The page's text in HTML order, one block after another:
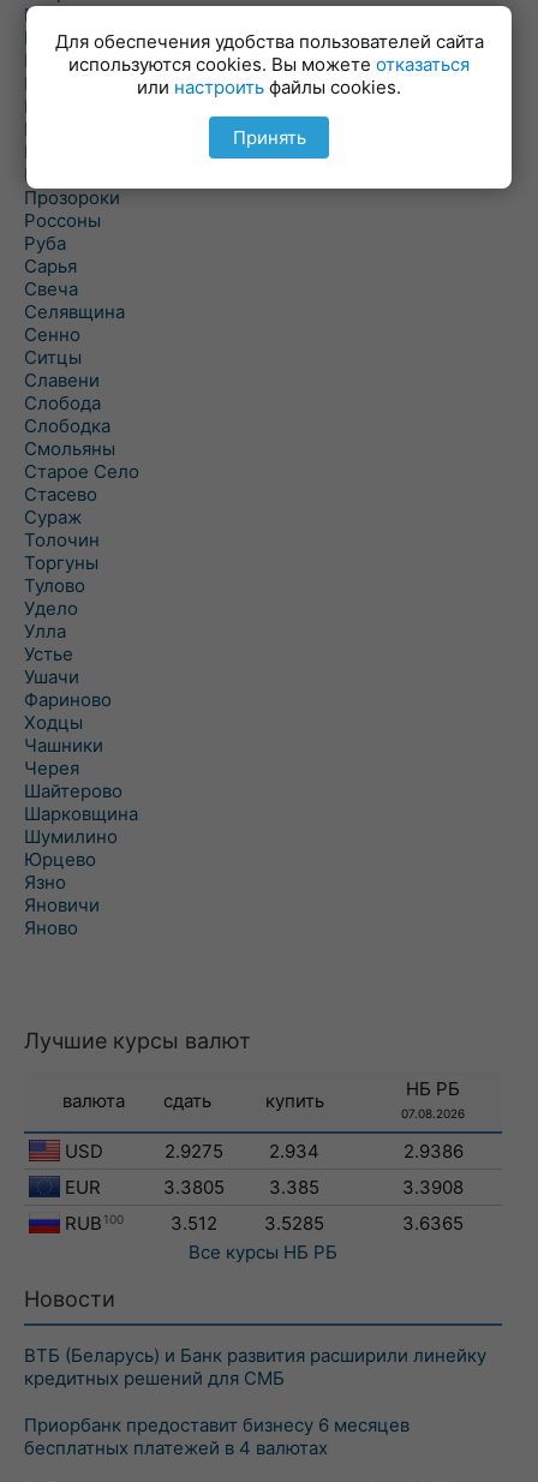
Пальминка
Парафьяново
Плисса
Повятье
Погоща
Подсвилье
Полоцк
Поставы
Прозороки
Россоны
Руба
Сарья
Свеча
Селявщина
Сенно
Ситцы
Славени
Слобода
Слободка
Смольяны
Старое Село
Стасево
Сураж
Толочин
Торгуны
Тулово
Удело
Улла
Устье
Ушачи
Фариново
Ходцы
Чашники
Черея
Шайтерово
Шарковщина
Шумилино
Юрцево
Язно
Яновичи
Яново
Лучшие курсы валют
валюта сдать купить
НБ РБ
07.08.2026
USD 2.9275 2.934
2.9386
EUR
3.3805 3.385
3.3908
RUB 100 3.512 3.5285
3.6365
Все курсы НБ РБ
Новости
ВТБ (Беларусь) и Банк развития расширили линейку
кредитных решений для СМБ
Приорбанк предоставит бизнесу 6 месяцев
бесплатных платежей в 4 валютах
Для обеспечения удобства пользователей сайта
используются cookies. Вы можете отказаться
или настроить файлы cookies.
Принять